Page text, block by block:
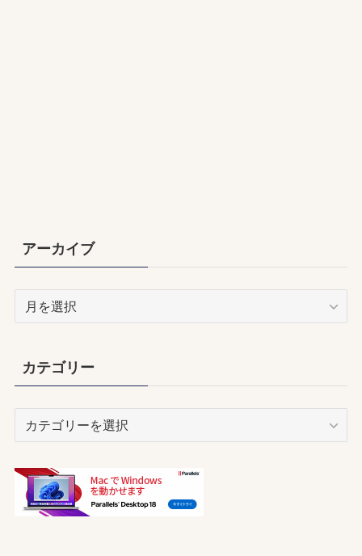
アーカイブ
ブ
カテゴリー
リ
ー